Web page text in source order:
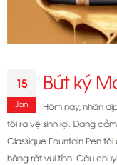
15
Jan
Bút ký
Hôm nay, nhân
tôi ra vệ sinh lại. Đang
Classique Fountain Pen
hàng rất vui tính. Câu